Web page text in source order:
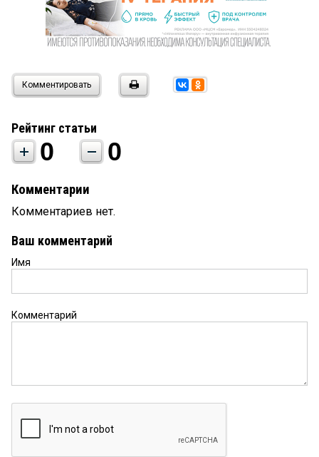
Комментировать
Рейтинг статьи
0 0
Комментарии
Комментариев нет.
Ваш комментарий
Имя
Комментарий